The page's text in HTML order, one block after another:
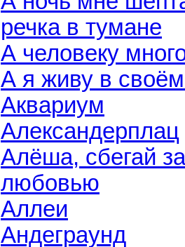
речка в тумане
А человеку
А я живу в своём
Аквариум
Александерплац
Алёша, сбегай за
любовью
Аллеи
Андеграунд